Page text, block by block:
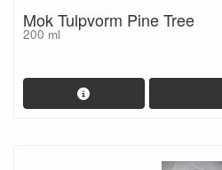
Mok Tulpvorm Pine Tree
200 ml